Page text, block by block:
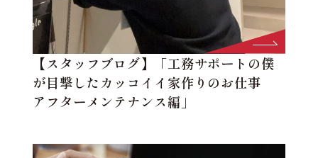
【スタッフブログ】「工務サポートの僕
が目撃したカッコイイ家作りのお仕事
アフターメンテナンス編」